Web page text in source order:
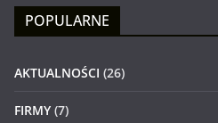
POPULARNE
AKTUALNOŚCI (26)
FIRMY (7)